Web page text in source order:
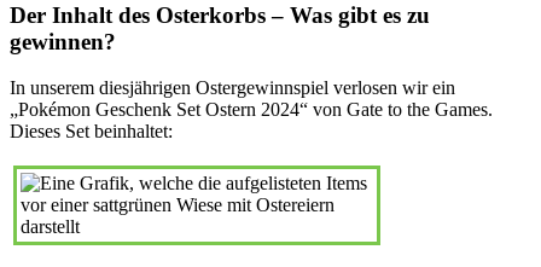
Der Inhalt des Osterkorbs – Was gibt es zu
gewinnen?
In unserem diesjährigen Ostergewinnspiel verlosen wir ein
„Pokémon Geschenk Set Ostern 2024“ von Gate to the Games.
Dieses Set beinhaltet: